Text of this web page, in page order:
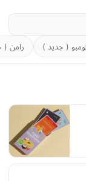
( جديد ) رامن (